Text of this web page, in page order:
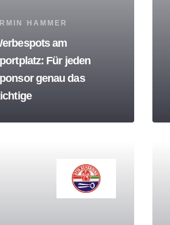
HAMMER
am
Für jeden
genau das